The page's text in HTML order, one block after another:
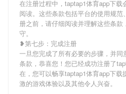
在注册过程中，taptap1体育app下载
阅读。这些条款包括平台的使用规
册之前，请仔细阅读并理解这些条
守。
❥第七步：完成注册
一旦您完成了所有必要的步骤，并同
条款，恭喜您！您已经成功注册了
在，您可以畅享taptap1体育app下
激的游戏体验以及其他令人兴奋。